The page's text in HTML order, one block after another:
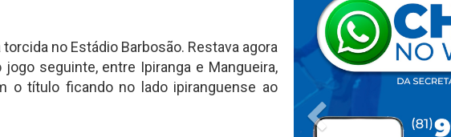
no Estádio Barbosão. Restava agora
seguinte, entre Ipiranga e Mangueira,
o título ficando no lado ipiranguense ao
Previous